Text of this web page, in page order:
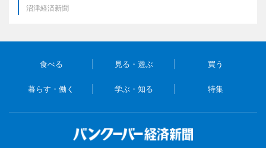
沼津経済新聞
食べる 見る・遊ぶ 買う
暮らす・働く 学ぶ・知る 特集